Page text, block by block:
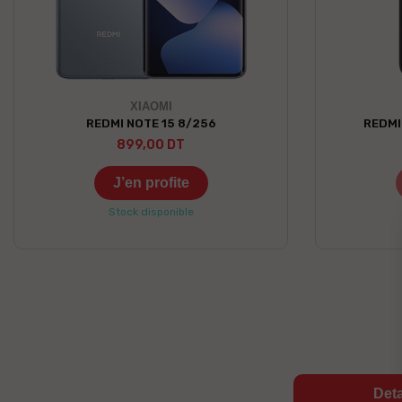
XIAOMI
REDMI NOTE 15 8/256
899,00 DT
J’en profite
Stock disponible